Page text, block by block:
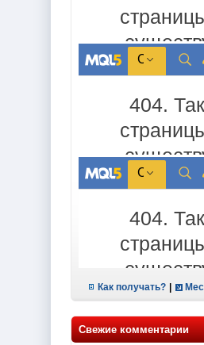
Как получать?
Свежие комментарии